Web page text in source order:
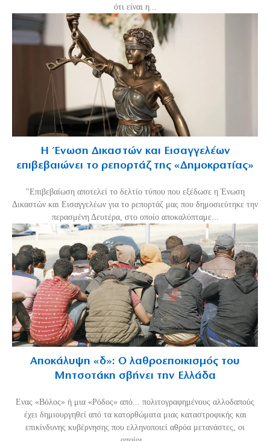
ότι είναι η...
Η Ένωση Δικαστών και Εισαγγελέων
επιβεβαιώνει το ρεπορτάζ της «Δημοκρατίας»
"Επιβεβαίωση αποτελεί το δελτίο τύπου που εξέδωσε η Ένωση
Δικαστών και Εισαγγελέων για το ρεπορτάζ μας που δημοσιεύτηκε την
περασμένη Δευτέρα, στο οποίο αποκαλύπταμε...
Αποκάλυψη «δ»: Ο λαθροεποικισμός του
Μητσοτάκη σβήνει την Ελλάδα
Ενας «Βόλος» ή μια «Ρόδος» από... πολιτογραφημένους αλλοδαπούς
έχει δημιουργηθεί από τα κατορθώματα μιας καταστροφικής και
επικίνδυνης κυβέρνησης που ελληνοποιεί αθρόα μετανάστες, οι